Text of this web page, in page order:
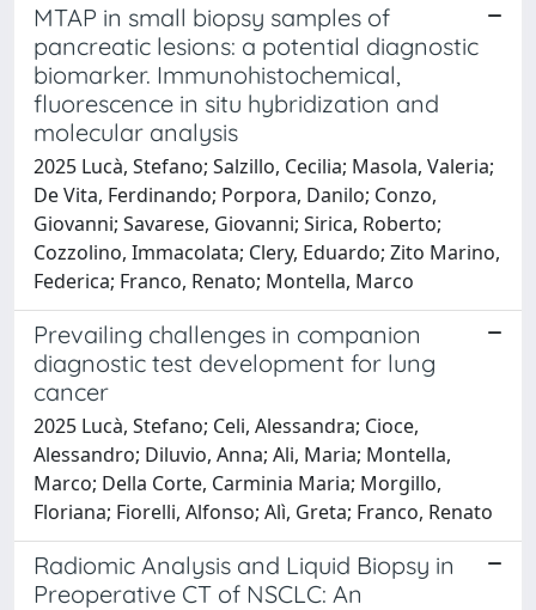
MTAP in small biopsy samples of
pancreatic lesions: a potential diagnostic
biomarker. Immunohistochemical,
fluorescence in situ hybridization and
molecular analysis
2025 Lucà, Stefano; Salzillo, Cecilia; Masola, Valeria;
De Vita, Ferdinando; Porpora, Danilo; Conzo,
Giovanni; Savarese, Giovanni; Sirica, Roberto;
Cozzolino, Immacolata; Clery, Eduardo; Zito Marino,
Federica; Franco, Renato; Montella, Marco
Prevailing challenges in companion
diagnostic test development for lung
cancer
2025 Lucà, Stefano; Celi, Alessandra; Cioce,
Alessandro; Diluvio, Anna; Ali, Maria; Montella,
Marco; Della Corte, Carminia Maria; Morgillo,
Floriana; Fiorelli, Alfonso; Alì, Greta; Franco, Renato
Radiomic Analysis and Liquid Biopsy in
Preoperative CT of NSCLC: An